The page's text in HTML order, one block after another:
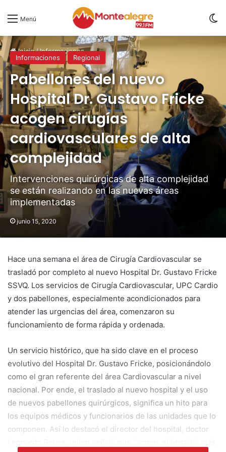
Menú
Inicio/Informaciones
Informaciones
Regional
Pabellones del nuevo
Hospital Dr. Gustavo Fricke
acogen cirugías
cardiovasculares de alta
complejidad
Intervenciones quirúrgicas de alta complejidad
se están realizando en las nuevas áreas
implementadas
junio 15, 2020
Hace una semana el área de Cirugía Cardiovascular se
trasladó por completo al nuevo Hospital Dr. Gustavo Fricke
SSVQ. Los servicios de Cirugía Cardiovascular, UPC Cardio
y dos pabellones, especialmente acondicionados para
atender las urgencias del área, comenzaron su
funcionamiento de forma rápida y ordenada.
Un servicio histórico, que ha sido clave en el proceso
evolutivo del Hospital Dr. Gustavo Fricke, posicionándolo
como el gran referente del área Cardiovascular a nivel
nacional. Por ende, el traslado al nuevo hospital y el uso
de nuevos pabellones quirúrgicos, significa un hito para
los equipos médicos y funcionarios de las unidades que lo
componen. Así lo destacó el director del hospital, doctor